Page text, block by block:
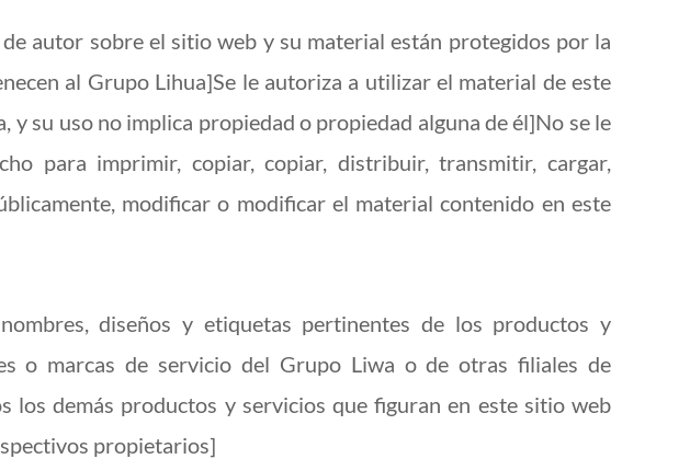
autor sobre el sitio web y su material están protegidos por la
al Grupo Lihua]Se le autoriza a utilizar el material de este
y su uso no implica propiedad o propiedad alguna de él]No se le
para imprimir, copiar, copiar, distribuir, transmitir, cargar,
modificar o modificar el material contenido en este
diseños y etiquetas pertinentes de los productos y
o marcas de servicio del Grupo Liwa o de otras filiales de
los demás productos y servicios que figuran en este sitio web
propietarios]